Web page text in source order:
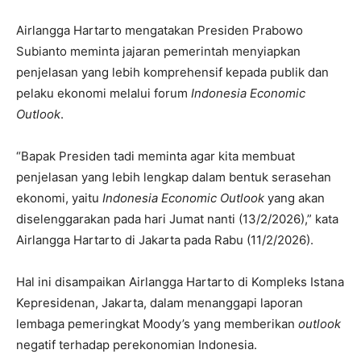
Airlangga Hartarto mengatakan Presiden Prabowo
Subianto meminta jajaran pemerintah menyiapkan
penjelasan yang lebih komprehensif kepada publik dan
pelaku ekonomi melalui forum Indonesia Economic
Outlook.
“Bapak Presiden tadi meminta agar kita membuat
penjelasan yang lebih lengkap dalam bentuk serasehan
ekonomi, yaitu Indonesia Economic Outlook yang akan
diselenggarakan pada hari Jumat nanti (13/2/2026),” kata
Airlangga Hartarto di Jakarta pada Rabu (11/2/2026).
Hal ini disampaikan Airlangga Hartarto di Kompleks Istana
Kepresidenan, Jakarta, dalam menanggapi laporan
lembaga pemeringkat Moody’s yang memberikan outlook
negatif terhadap perekonomian Indonesia.